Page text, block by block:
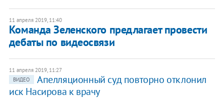
11 апреля 2019, 11:40
Команда Зеленского предлагает провести
дебаты по видеосвязи
11 апреля 2019, 11:27
ВИДЕО
Апелляционный суд повторно отклонил
иск Насирова к врачу